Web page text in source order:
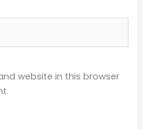
website in this browser